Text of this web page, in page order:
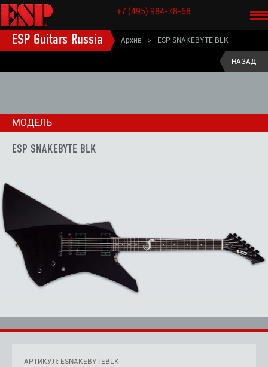
+7 (495) 984-78-68
ESP Guitars Russia Архив > ESP SNAKEBYTE BLK
НАЗАД
МОДЕЛЬ
ESP SNAKEBYTE BLK
АРТИКУЛ: ESNAKEBYTEBLK